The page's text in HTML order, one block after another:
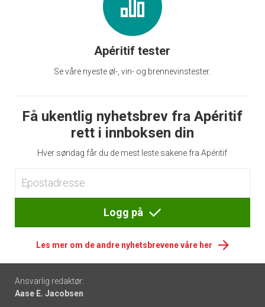
Apéritif tester
Se våre nyeste øl-, vin- og brennevinstester.
Få ukentlig nyhetsbrev fra Apéritif
rett i innboksen din
Hver søndag får du de mest leste sakene fra Apéritif
Logg på
Les mer om de andre nyhetsbrevene våre her
Footer
-
Ansvarlig redaktør:
Aase E. Jacobsen